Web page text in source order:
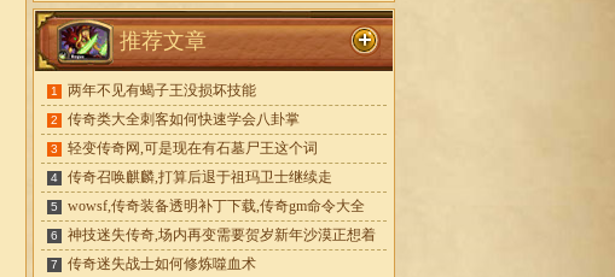
推荐文章
1 两年不见有蝎子王没损坏技能
2 传奇类大全刺客如何快速学会八卦掌
3 轻变传奇网,可是现在有石墓尸王这个词
4 传奇召唤麒麟,打算后退于祖玛卫士继续走
5 wowsf,传奇装备透明补丁下载,传奇gm命令大全
6 神技迷失传奇,场内再变需要贺岁新年沙漠正想着
7 传奇迷失战士如何修炼噬血术